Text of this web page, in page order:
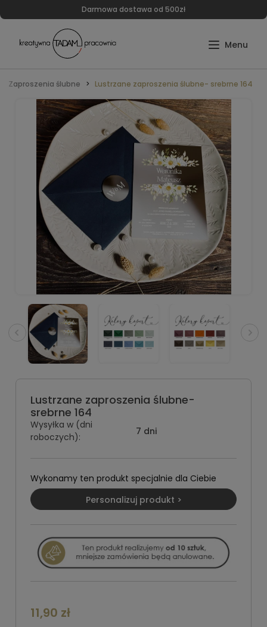
Darmowa dostawa od 500zł
Zaproszenia ślubne Lustrzane zaproszenia ślubne- srebrne 164
Lustrzane zaproszenia ślubne-
srebrne 164
Wysyłka w (dni
roboczych):
7 dni
Wykonamy ten produkt specjalnie dla Ciebie
Personalizuj produkt >
11,90 zł